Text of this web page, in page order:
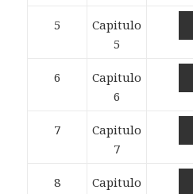
5
Capitulo
5
6
Capitulo
6
7
Capitulo
7
8
Capitulo